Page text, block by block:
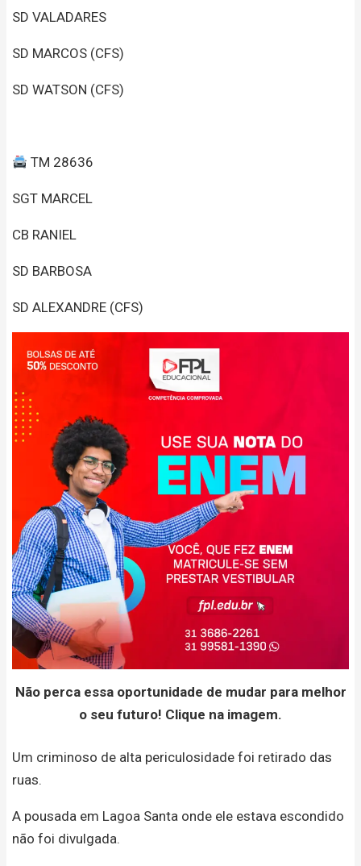
SD VALADARES
SD MARCOS (CFS)
SD WATSON (CFS)
TM 28636
SGT MARCEL
CB RANIEL
SD BARBOSA
SD ALEXANDRE (CFS)
Não perca essa oportunidade de mudar para melhor
o seu futuro! Clique na imagem.
Um criminoso de alta periculosidade foi retirado das
ruas.
A pousada em Lagoa Santa onde ele estava escondido
não foi divulgada.